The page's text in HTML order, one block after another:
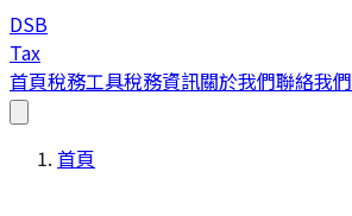
DSB
Tax
首頁稅務工具稅務資訊關於我們聯絡我們
首頁